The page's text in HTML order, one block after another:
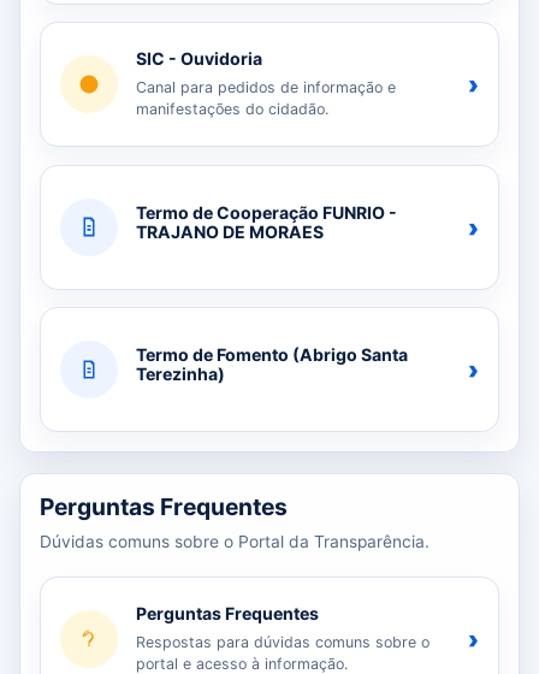
SIC - Ouvidoria
Canal para pedidos de informação e
manifestações do cidadão.
›
Termo de Cooperação FUNRIO -
TRAJANO DE MORAES
›
Termo de Fomento (Abrigo Santa
Terezinha)
›
Perguntas Frequentes
Dúvidas comuns sobre o Portal da Transparência.
Perguntas Frequentes
Respostas para dúvidas comuns sobre o
portal e acesso à informação.
›